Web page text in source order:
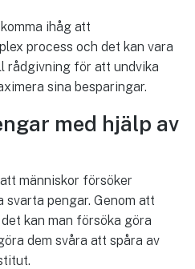
ihåg att
process och det kan vara
rådgivning för att undvika
sina besparingar.
med hjälp av
människor försöker
pengar. Genom att
kan man försöka göra
dem svåra att spåra av